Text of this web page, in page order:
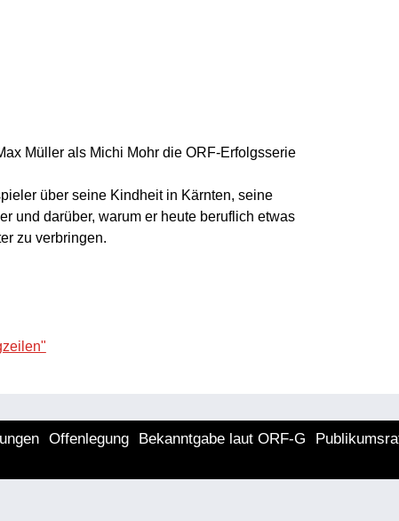
Müller als Michi Mohr die ORF-Erfolgsserie
über seine Kindheit in Kärnten, seine
und darüber, warum er heute beruflich etwas
zu verbringen.
Offenlegung Bekanntgabe laut ORF-G